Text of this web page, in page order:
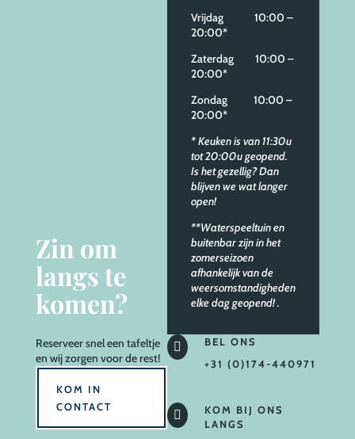
Zin om
langs te
komen?
Reserveersnel een tafeltje
en wij zorgen voor de rest!
KOM IN
CONTACT
Vrijdag 10:00 –
20:00*
Zaterdag 10:00 –
20:00*
Zondag 10:00 –
20:00*
* Keuken is van 11:30u
tot 20:00u geopend.
Is het gezellig? Dan
blijven we wat langer
open!
**Waterspeeltuin en
buitenbar zijn in het
zomerseizoen
afhankelijk van de
weersomstandigheden
elke dag geopend!.

BEL ONS
+31 (0)174-440971

KOM BIJ ONS
LANGS